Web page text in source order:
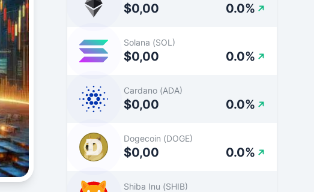
$0,00 0.0%
Solana (SOL)
$0,00 0.0%
Cardano (ADA)
$0,00 0.0%
Dogecoin (DOGE)
$0,00 0.0%
Shiba Inu (SHIB)